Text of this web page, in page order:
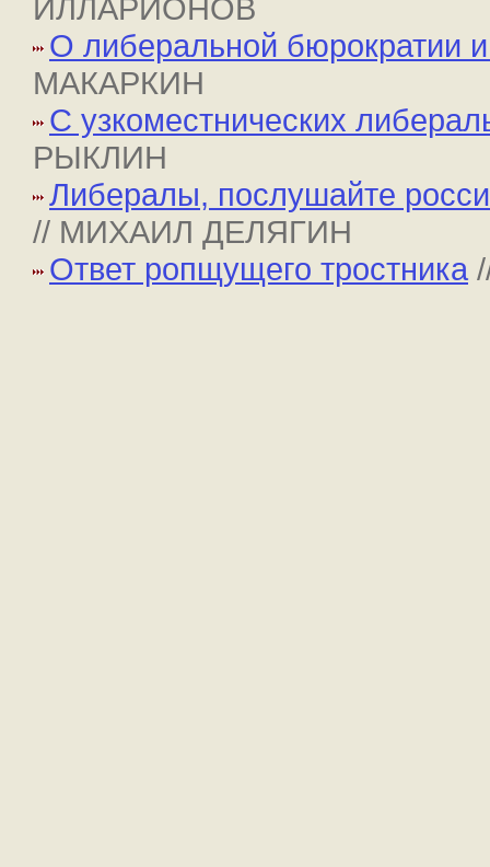
ИЛЛАРИОНОВ
О либеральной бюрократии
МАКАРКИН
С узкоместнических
РЫКЛИН
Либералы, послушайте
// МИХАИЛ ДЕЛЯГИН
Ответ ропщущего тростника